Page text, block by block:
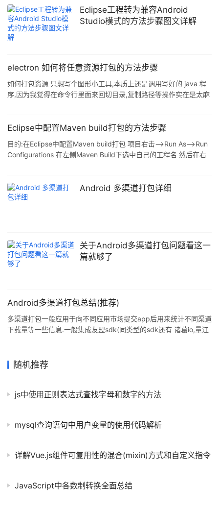
Eclipse工程转为兼容Android
Studio模式的方法步骤图文详解
electron 如何将任意资源打包的方法步骤
如何打包资源 只想写个图形小工具,本质上还是调用写好的 java 程
序,因为我觉得在命令行里面来回切目录,复制路径等操作实在是太麻
指令,那么如何使用到打包好的 jar 包或者其他资源呢? 直接看下
Eclipse中配置Maven build打包的方法步骤
目的:在Eclipse中配置Maven build打包 项目右击-->Run As-->Run
Configurations 在左侧Maven Build下选中自己的工程名 然后在右
------------------------------------------
Android 多渠道打包详细
关于Android多渠道打包问题看这一
篇就够了
Android多渠道打包总结(推荐)
多渠道打包一般应用于向不同应用市场提交app后用来统计不同渠道
下载量等一些信息.一般集成友盟sdk(同类型的sdk还有 诸葛io,量江
市场, 积分墙(花钱的推广渠道)等. 一,android自带gradle打包 首先
随机推荐
js中使用正则表达式查找字母和数字的方法
mysql查询语句中用户变量的使用代码解析
详解Vue.js组件可复用性的混合(mixin)方式和自定义指令
JavaScript中各数制转换全面总结